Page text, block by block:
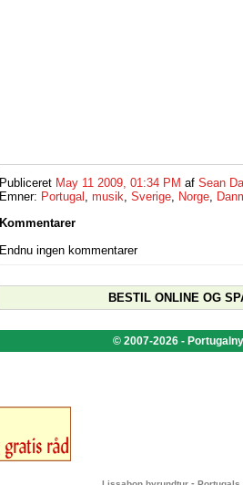
Publiceret May 11 2009, 01:34 PM af Sean
Emner: Portugal , musik, Sverige, Norge,
Kommentarer
Endnu ingen kommentarer
BESTIL ONLINE OG
© 2007-2026 -
-